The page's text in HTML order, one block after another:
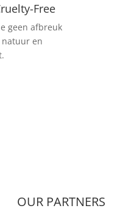
Free
geen afbreuk
en
OUR PARTNERS